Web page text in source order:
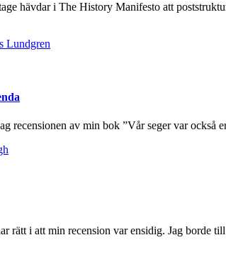
hävdar i The History Manifesto att
Lundgren
recensionen av min bok ”Vår seger var
rätt i att min recension var ensidig. Jag borde